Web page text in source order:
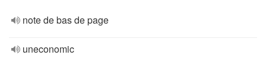
note de bas de page
uneconomic